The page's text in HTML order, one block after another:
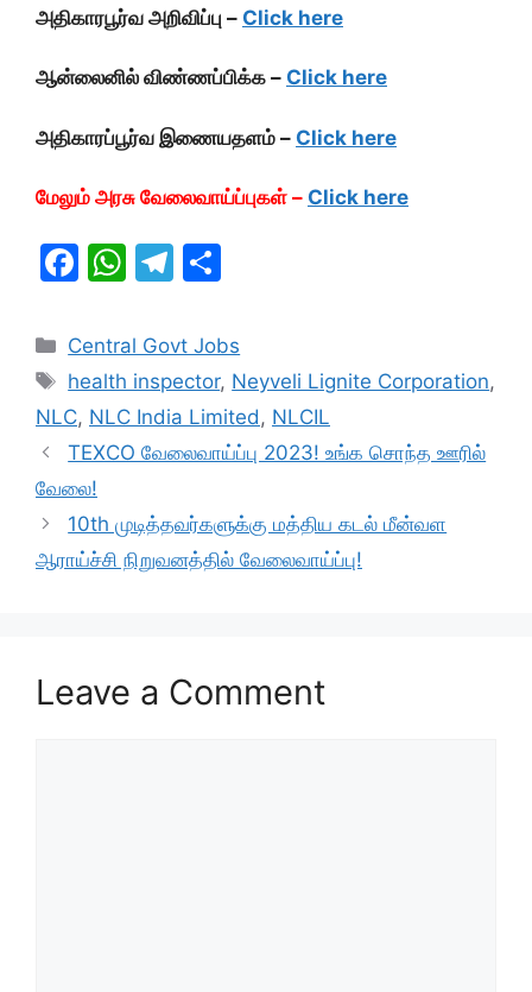
அதிகாரபூர்வ அறிவிப்பு – Click here
ஆன்லைனில் விண்ணப்பிக்க – Click here
அதிகாரப்பூர்வ இணையதளம் – Click here
மேலும் அரசு வேலைவாய்ப்புகள் – Click here
F
c
e
b
o
o
k
W
at
s
A
p
T
e
gr
a
m
ar
e
Categories
Central Govt Jobs
Tags
health inspector, Neyveli Lignite Corporation,
NLC, NLC India Limited , NLCIL
TEXCO வேலைவாய்ப்பு 2023! உங்க சொந்த ஊரில்
வேலை!
10th முடித்தவர்களுக்கு மத்திய கடல் மீன்வள
ஆராய்ச்சி நிறுவனத்தில் வேலைவாய்ப்பு!
Leave a Comment